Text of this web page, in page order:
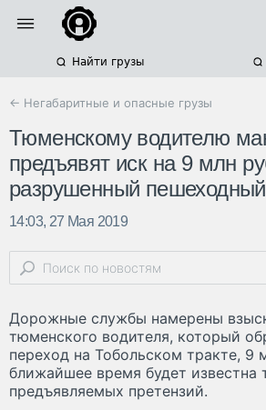
Найти грузы
← Негабаритные и опасные грузы
Тюменскому водителю
предъявят иск на 9 млн
разрушенный
14:03, 27 Мая 2019
Дорожные службы намерены
тюменского водителя, который
переход на Тобольском тракте, 9
ближайшее время будет известна
предъявляемых претензий.